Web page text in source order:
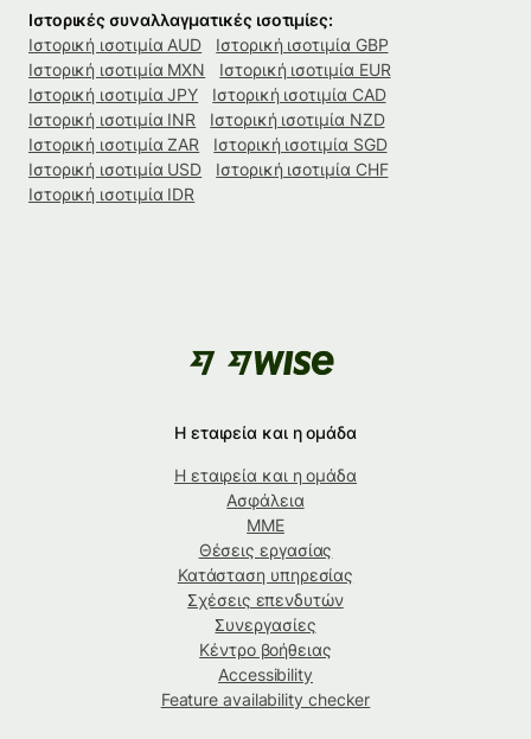
Ιστορικές συναλλαγματικές ισοτιμίες:
Ιστορική ισοτιμία AUD
Ιστορική ισοτιμία GBP
Ιστορική ισοτιμία MXN
Ιστορική ισοτιμία EUR
Ιστορική ισοτιμία JPY
Ιστορική ισοτιμία CAD
Ιστορική ισοτιμία INR
Ιστορική ισοτιμία NZD
Ιστορική ισοτιμία ZAR
Ιστορική ισοτιμία SGD
Ιστορική ισοτιμία USD
Ιστορική ισοτιμία CHF
Ιστορική ισοτιμία IDR
Η εταιρεία και η ομάδα
Η εταιρεία και η ομάδα
Ασφάλεια
ΜΜΕ
Θέσεις εργασίας
Κατάσταση υπηρεσίας
Σχέσεις επενδυτών
Συνεργασίες
Κέντρο βοήθειας
Accessibility
Feature availability checker